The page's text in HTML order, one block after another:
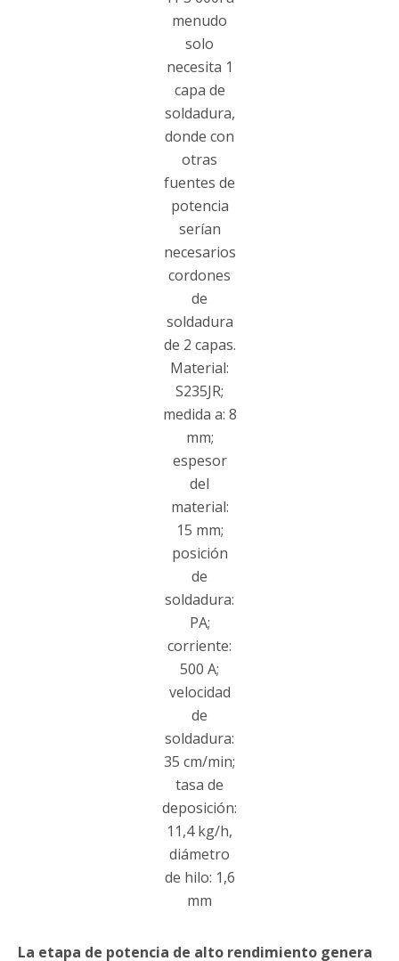
menudo
solo
necesita 1
capa de
soldadura,
donde con
otras
fuentes de
potencia
serían
necesarios
cordones
de
soldadura
de 2 capas.
Material:
S235JR;
medida a: 8
mm;
espesor
del
material:
15 mm;
posición
de
soldadura:
PA;
corriente:
500 A;
velocidad
de
soldadura:
35 cm/min;
tasa de
deposición:
11,4 kg/h,
diámetro
de hilo: 1,6
mm
La etapa de potencia de alto rendimiento genera